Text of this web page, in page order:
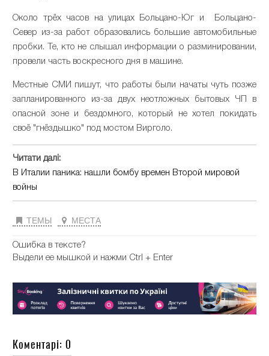
Около трёх часов на улицах Больцано-Юг и Больцано-
Север из-за работ образовались большие автомобильные
пробки. Те, кто не слышал информации о разминировании,
провели часть воскресного дня в машине.
Местные СМИ пишут, что работы были начаты чуть позже
запланированного из-за двух неотложных бытовых ЧП в
опасной зоне и бездомного, который не хотел покидать
своё "гнёздышко" под мостом Вирголо.
Читати далі:
В Италии паника: нашли бомбу времен Второй мировой
войны
ТЕМЫ МЕСТА
Ошибка в тексте?
Выдели ее мышкой и нажми Ctrl + Enter
Коментарі: 0